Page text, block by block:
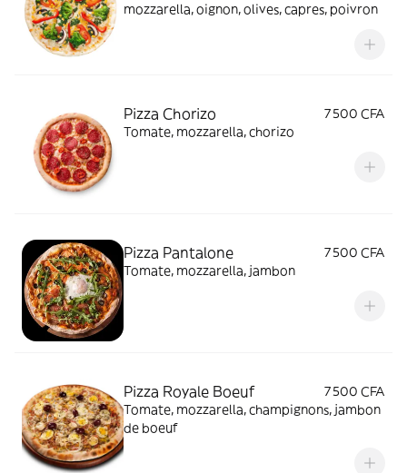
mozzarella, oignon, olives, capres, poivron
Pizza Chorizo
7 500 CFA
Tomate, mozzarella, chorizo
Pizza Pantalone
7 500 CFA
Tomate, mozzarella, jambon
Pizza Royale Boeuf
7 500 CFA
Tomate, mozzarella, champignons, jambon
de boeuf